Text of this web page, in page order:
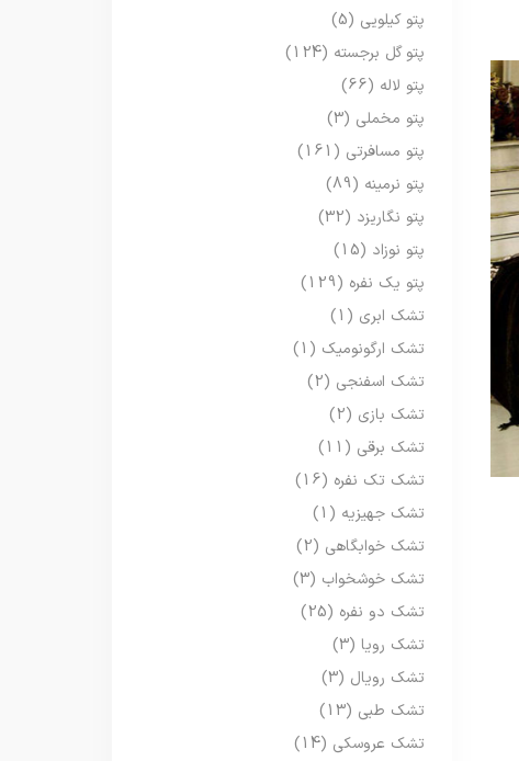
پتو کیلویی (5)
پتو گل برجسته (124)
پتو لاله (66)
پتو مخملی (3)
پتو مسافرتی (161)
پتو نرمینه (89)
پتو نگاریزد (32)
پتو نوزاد (15)
پتو یک نفره (129)
تشک ابری (1)
تشک ارگونومیک (1)
تشک اسفنجی (2)
تشک بازی (2)
تشک برقی (11)
تشک تک نفره (16)
تشک جهیزیه (1)
تشک خوابگاهی (2)
تشک خوشخواب (3)
تشک دو نفره (25)
تشک رویا (3)
تشک رویال (3)
تشک طبی (13)
تشک عروسکی (14)